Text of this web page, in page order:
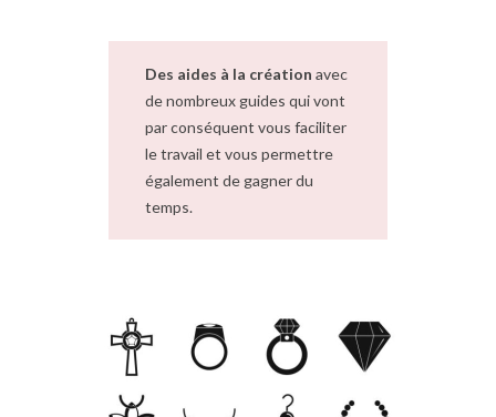
Des aides à la création avec
de nombreux guides qui vont
par conséquent vous faciliter
le travail et vous permettre
également de gagner du
temps.